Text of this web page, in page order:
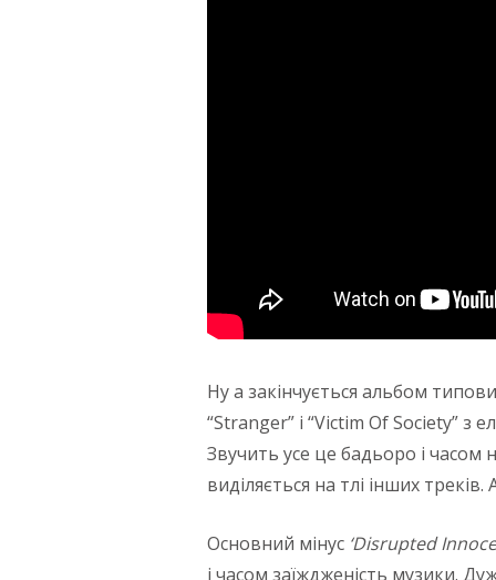
Ну а закінчується альбом
“Stranger” і “Victim Of Society” з
Звучить усе це бадьоро і
виділяється на тлі інших
Основний мінус ‘Disrupted
і часом заїждженість музики.